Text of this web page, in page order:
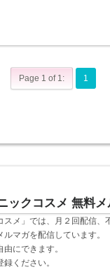
Page 1 of 1: 1
ックコスメ 無料
スメ」では、月２回配信、
マガを配信しています。
にできます。
ください。